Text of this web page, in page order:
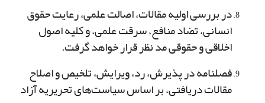
در بررسی اولیه مقالات، اصالت علمی، رعایت حقوق
انسانی، تضاد منافع، سرقت علمی، و کلیه اصول
اخلاقی و حقوقی مد نظر قرار خواهد گرفت.
فصلنامه در پذیرش، رد، ویرایش، تلخیص و اصلاح
مقالات دریافتی، بر اساس سیاست‌های تحریریه آزاد